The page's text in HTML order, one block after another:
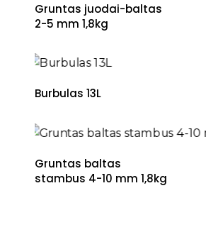
Gruntas juodai-baltas
2-5 mm 1,8kg
Burbulas 13L
Gruntas baltas
stambus 4-10 mm 1,8kg